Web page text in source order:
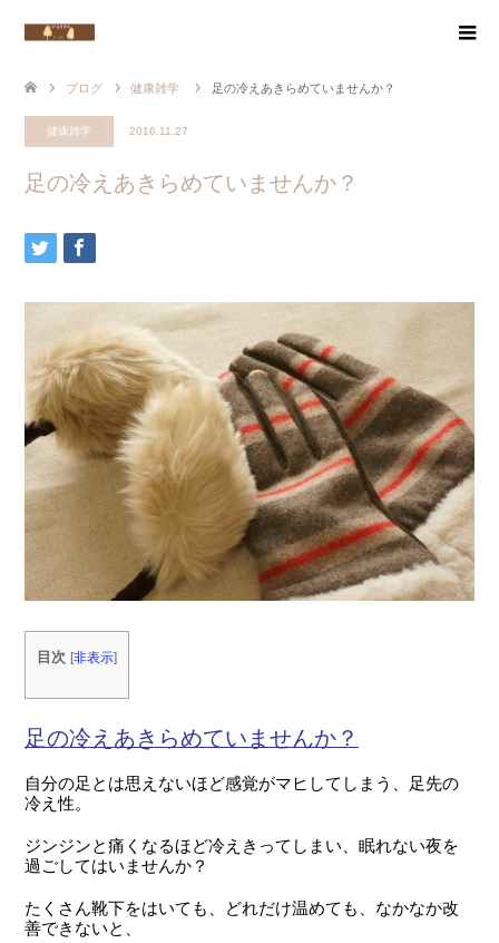
ブログ 健康雑学 足の冷えあきらめていませんか？
健康雑学 2016.11.27
足の冷えあきらめていませんか？
目次 [非表示]
足の冷えあきらめていませんか？
自分の足とは思えないほど感覚がマヒしてしまう、足先の
冷え性。
ジンジンと痛くなるほど冷えきってしまい、眠れない夜を
過ごしてはいませんか？
たくさん靴下をはいても、どれだけ温めても、なかなか改
善できないと、